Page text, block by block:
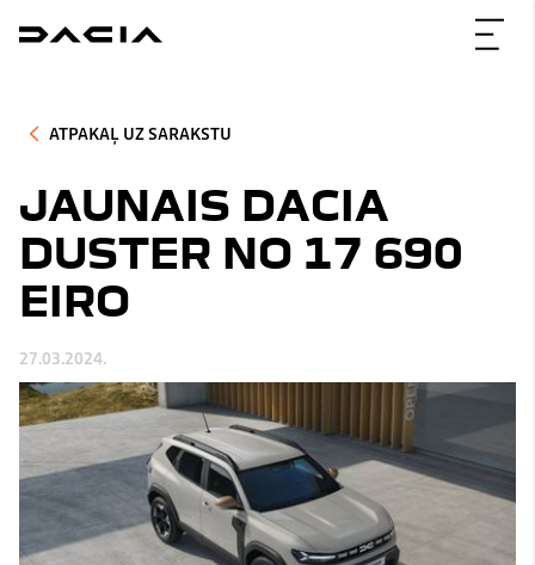
ATPAKAĻ UZ SARAKSTU
JAUNAIS DACIA
DUSTER NO 17 690
EIRO
27.03.2024.